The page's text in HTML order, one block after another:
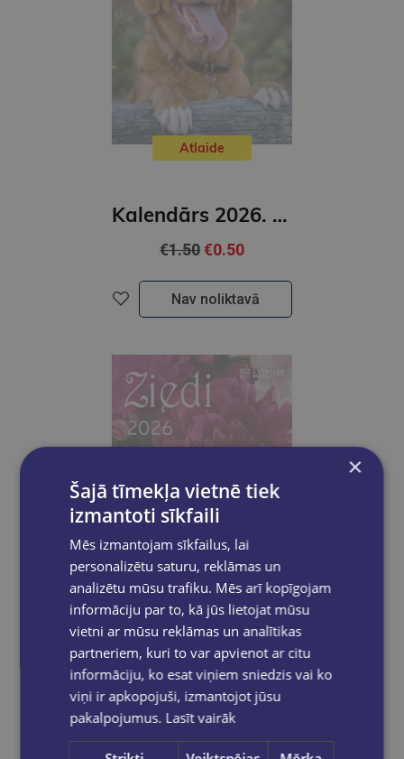
Atlaide
Kalendārs 2026. Suņi ( mazais)
€1.50€0.50
Nav noliktavā
Atlaide
Kalendārs 2026. Ziedi ( mazais)
€1.50€0.50
×
Šajā tīmekļa vietnē tiek
izmantoti sīkfaili
Mēs izmantojam sīkfailus, lai
personalizētu saturu, reklāmas un
analizētu mūsu trafiku. Mēs arī kopīgojam
informāciju par to, kā jūs lietojat mūsu
vietni ar mūsu reklāmas un analītikas
partneriem, kuri to var apvienot ar citu
informāciju, ko esat viņiem sniedzis vai ko
viņi ir apkopojuši, izmantojot jūsu
pakalpojumus. Lasīt vairāk